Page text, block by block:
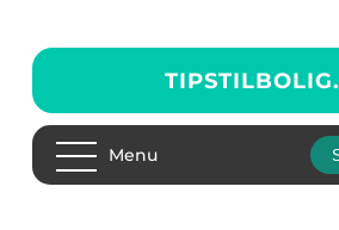
TIPSTILBOLIG.
Menu